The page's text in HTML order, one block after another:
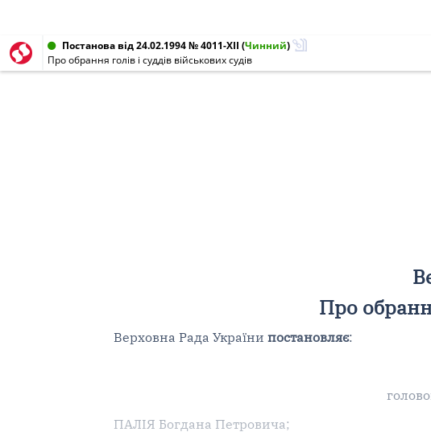
Постанова від 24.02.1994 № 4011-XII (Чинний)
Про обрання голів і суддів військових судів
Про
Верховна Рада України постановляє:
ПАЛІЯ Богдана Петровича;